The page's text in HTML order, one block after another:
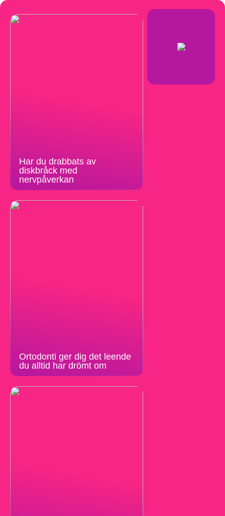
Har du drabbats av
diskbråck med
nervpåverkan
Ortodonti ger dig det leende
du alltid har drömt om